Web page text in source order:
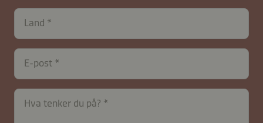
Land
E-post
Hva tenker du på?